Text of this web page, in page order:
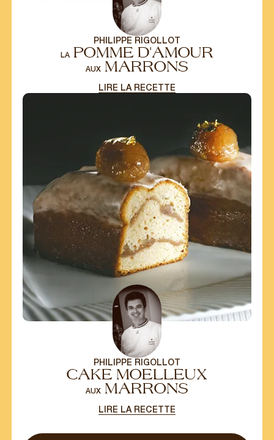
PHILIPPE RIGOLLOT
LA POMME D'AMOUR
AUX MARRONS
LIRE LA RECETTE
PHILIPPE RIGOLLOT
CAKE MOELLEUX
AUX MARRONS
LIRE LA RECETTE